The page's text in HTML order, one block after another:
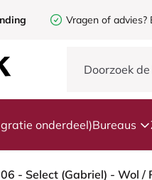
Vragen of advies?
onderdeel)Bureaus